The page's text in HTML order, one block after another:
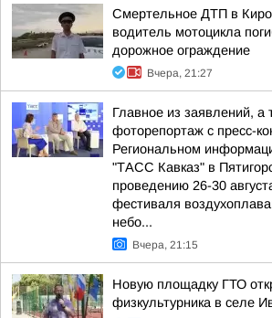
Смертельное ДТП в
водитель мотоцикла
дорожное ограждение
Вчера, 21:27
Главное из заявлений, а
фоторепортаж с пресс-
Региональном
"ТАСС Кавказ" в
проведению 26-30
фестиваля
небо...
Вчера, 21:15
Новую площадку ГТО
физкультурника в селе